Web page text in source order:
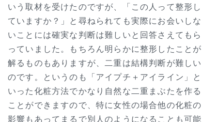
いう取材を受けたのですが、「この人って整形し
ていますか？」と尋ねられても実際にお会いしな
いことには確実な判断は難しいと回答さえてもら
っていました。もちろん明らかに整形したことが
解るものもありますが、二重は結構判断が難しい
のです。というのも「アイプチ＋アイライン」と
いった化粧方法でかなり自然な二重まぶたを作る
ことができますので、特に女性の場合他の化粧の
影響もあってまるで別人のようになることも可能